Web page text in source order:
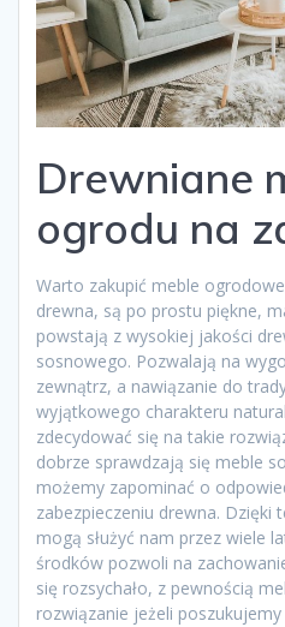
Drewniane
ogrodu na
Warto zakupić meble
drewna, są po prostu piękne,
powstają z wysokiej jakości
sosnowego. Pozwalają na
zewnątrz, a nawiązanie do
wyjątkowego charakteru
zdecydować się na takie
dobrze sprawdzają się meble
możemy zapominać o
zabezpieczeniu drewna.
mogą służyć nam przez wiele
środków pozwoli na
się rozsychało, z pewnością
rozwiązanie jeżeli